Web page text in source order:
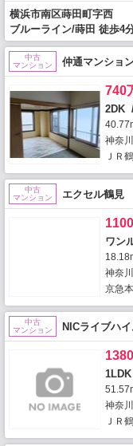
横浜市南区蒔田町字西
ブルーライン/蒔田 徒歩4
中古
マンション
仲通マンショ
740
2DK
神奈
ＪＲ
中古
マンション
エクセル鶴見
ワン
神奈
京急
中古
マンション
NICライブハ
神奈
ＪＲ